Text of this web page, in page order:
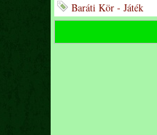
Baráti Kör - Játék